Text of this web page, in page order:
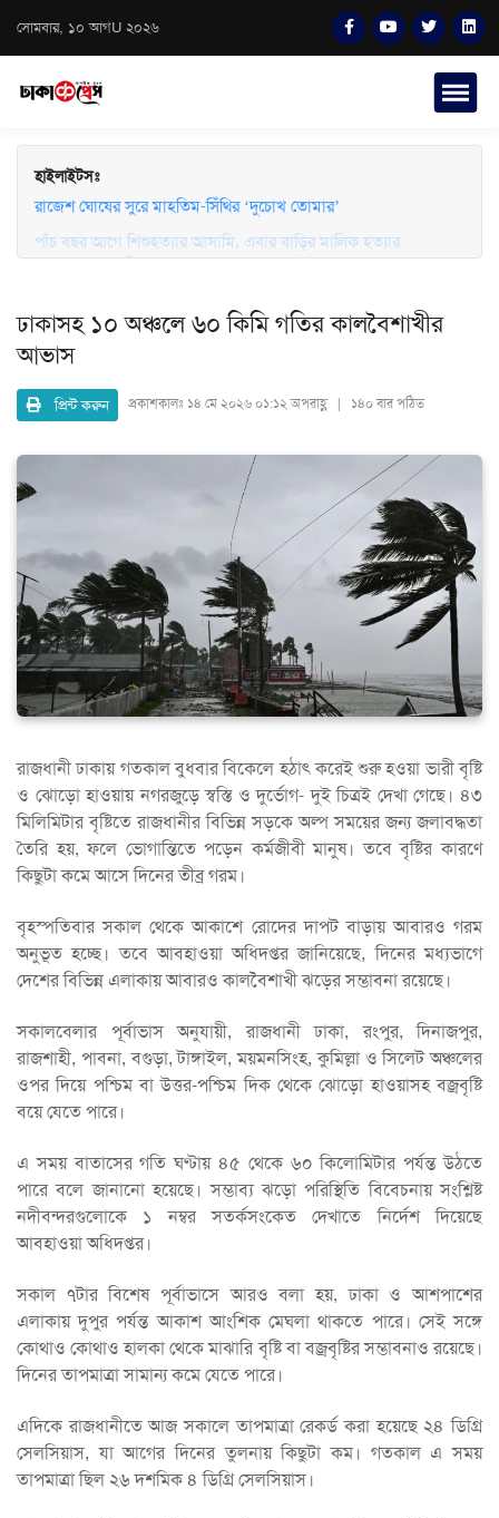
সোমবার, ১০ আগU ২০২৬
হাইলাইটসঃ
রাজেশ ঘোষের সুরে মাহতিম-সিঁথির ‘দুচোখ তোমার’
পাঁচ বছর আগে শিশুহত্যার আসামি, এবার বাড়ির মালিক হত্যার
অভিযোগে লাইলী
ঢাকাসহ ১০ অঞ্চলে ৬০ কিমি গতির কালবৈশাখীর
আভাস
প্রিন্ট করুন প্রকাশকালঃ ১৪ মে ২০২৬ ০১:১২ অপরাহ্ণ | ১৪০ বার পঠিত
রাজধানী ঢাকায় গতকাল বুধবার বিকেলে হঠাৎ করেই শুরু হওয়া ভারী বৃষ্টি
ও ঝোড়ো হাওয়ায় নগরজুড়ে স্বস্তি ও দুর্ভোগ- দুই চিত্রই দেখা গেছে। ৪৩
মিলিমিটার বৃষ্টিতে রাজধানীর বিভিন্ন সড়কে অল্প সময়ের জন্য জলাবদ্ধতা
তৈরি হয়, ফলে ভোগান্তিতে পড়েন কর্মজীবী মানুষ। তবে বৃষ্টির কারণে
কিছুটা কমে আসে দিনের তীব্র গরম।
বৃহস্পতিবার সকাল থেকে আকাশে রোদের দাপট বাড়ায় আবারও গরম
অনুভূত হচ্ছে। তবে আবহাওয়া অধিদপ্তর জানিয়েছে, দিনের মধ্যভাগে
দেশের বিভিন্ন এলাকায় আবারও কালবৈশাখী ঝড়ের সম্ভাবনা রয়েছে।
সকালবেলার পূর্বাভাস অনুযায়ী, রাজধানী ঢাকা, রংপুর, দিনাজপুর,
রাজশাহী, পাবনা, বগুড়া, টাঙ্গাইল, ময়মনসিংহ, কুমিল্লা ও সিলেট অঞ্চলের
ওপর দিয়ে পশ্চিম বা উত্তর-পশ্চিম দিক থেকে ঝোড়ো হাওয়াসহ বজ্রবৃষ্টি
বয়ে যেতে পারে।
এ সময় বাতাসের গতি ঘণ্টায় ৪৫ থেকে ৬০ কিলোমিটার পর্যন্ত উঠতে
পারে বলে জানানো হয়েছে। সম্ভাব্য ঝড়ো পরিস্থিতি বিবেচনায় সংশ্লিষ্ট
নদীবন্দরগুলোকে ১ নম্বর সতর্কসংকেত দেখাতে নির্দেশ দিয়েছে
আবহাওয়া অধিদপ্তর।
সকাল ৭টার বিশেষ পূর্বাভাসে আরও বলা হয়, ঢাকা ও আশপাশের
এলাকায় দুপুর পর্যন্ত আকাশ আংশিক মেঘলা থাকতে পারে। সেই সঙ্গে
কোথাও কোথাও হালকা থেকে মাঝারি বৃষ্টি বা বজ্রবৃষ্টির সম্ভাবনাও রয়েছে।
দিনের তাপমাত্রা সামান্য কমে যেতে পারে।
এদিকে রাজধানীতে আজ সকালে তাপমাত্রা রেকর্ড করা হয়েছে ২৪ ডিগ্রি
সেলসিয়াস, যা আগের দিনের তুলনায় কিছুটা কম। গতকাল এ সময়
তাপমাত্রা ছিল ২৬ দশমিক ৪ ডিগ্রি সেলসিয়াস।